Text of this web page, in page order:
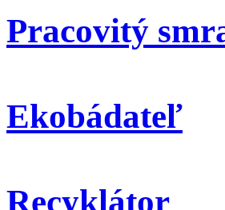
Pracovitý
Ekobádateľ
Recyklátor